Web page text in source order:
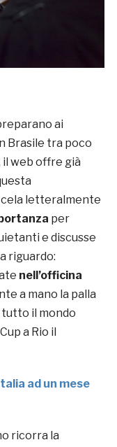
ai
Brasile tra poco
web offre già
cela letteralmente
per
e discusse
riguardo:
nell’officina
a mano la palla
il mondo
a Rio il
ad un mese
ricorra la